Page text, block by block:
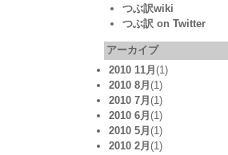
つぶ訳wiki
つぶ訳 on Twitter
アーカイブ
2010 11月 (1)
2010 8月 (1)
2010 7月 (1)
2010 6月 (1)
2010 5月 (1)
2010 2月 (1)